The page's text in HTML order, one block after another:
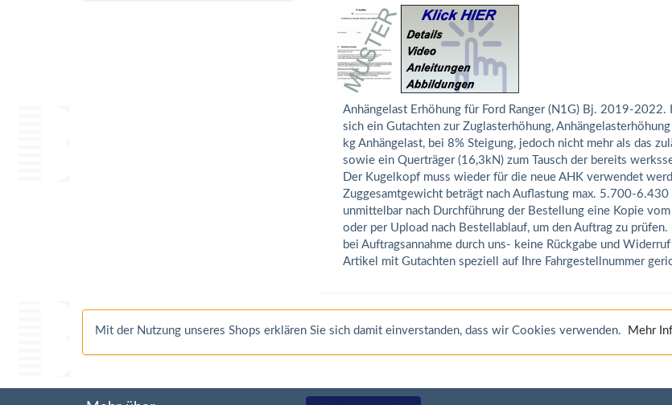
Anhängelast Erhöhung für Ford Ranger (N1G) Bj. 2019-2022.
sich ein Gutachten zur Zuglasterhöhung,
kg Anhängelast, bei 8% Steigung, jedoch nicht mehr als das
sowie ein Querträger (16,3kN) zum Tausch der bereits
Der Kugelkopf muss wieder für die neue AHK verwendet
Zuggesamtgewicht beträgt nach Auflastung max. 5.700-6.430
unmittelbar nach Durchführung der Bestellung eine Kopie vom
oder per Upload nach Bestellablauf, um den Auftrag zu prüfen.
bei Auftragsannahme durch uns- keine Rückgabe und
Artikel mit Gutachten speziell auf Ihre Fahrgestellnummer
Mit der Nutzung unseres Shops erklären Sie sich damit einverstanden, dass wir Cookies verwenden. Mehr